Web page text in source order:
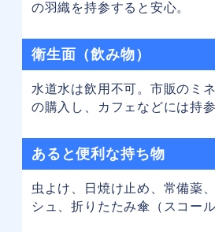
の羽織を持参すると安心。
衛生面（飲み物）
水道水は飲用不可。市販のミ
の購入し、カフェなどには持参
あると便利な持ち物
虫よけ、日焼け止め、常備薬
シュ、折りたたみ傘（スコー